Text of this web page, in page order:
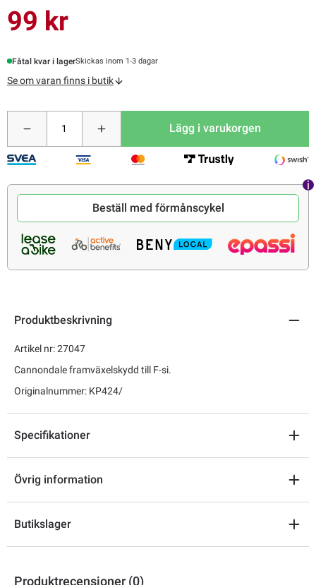
99 kr
Fåtal kvar i lagerSkickas inom 1-3 dagar
Se om varan finns i butik
Lägg i varukorgen
Beställ med förmånscykel
Produktbeskrivning
Artikel nr: 27047
Cannondale framväxelskydd till F-si.
Originalnummer: KP424/
Specifikationer
Övrig information
Butikslager
Produktrecensioner (0)